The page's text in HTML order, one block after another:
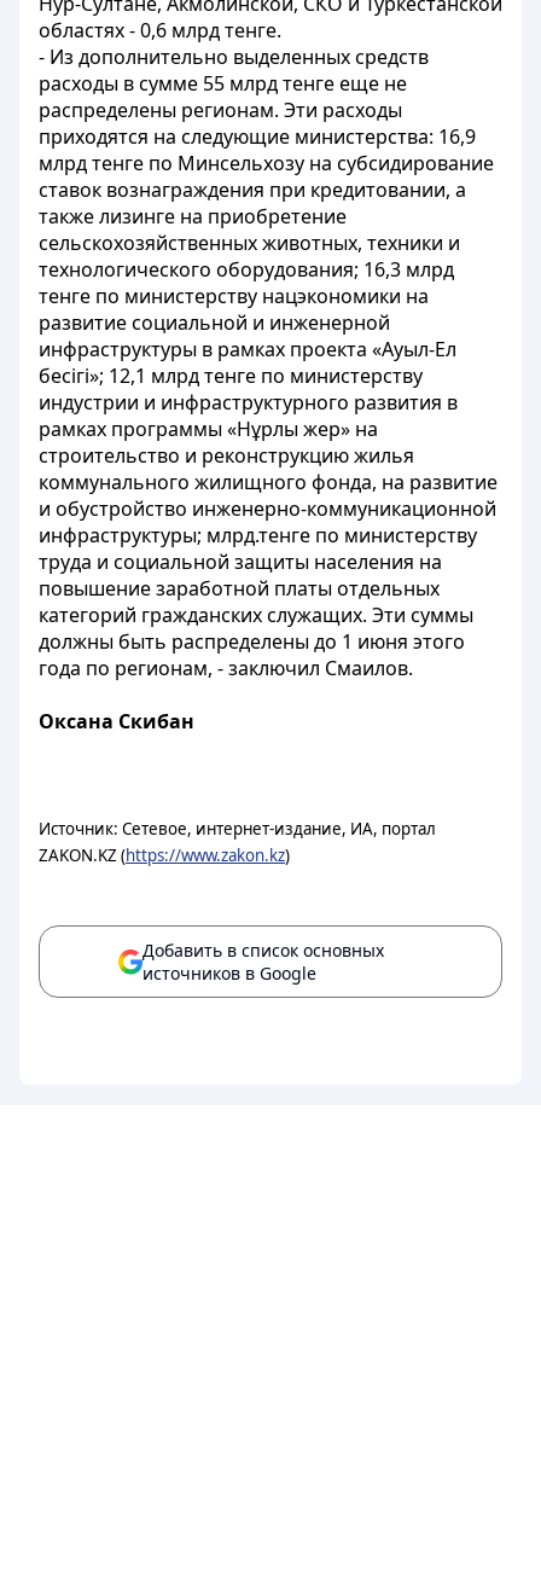
областях - 0,6 млрд тенге.
- Из дополнительно выделенных средств
расходы в сумме 55 млрд тенге еще не
распределены регионам. Эти расходы
приходятся на следующие министерства: 16,9
млрд тенге по Минсельхозу на субсидирование
ставок вознаграждения при кредитовании, а
также лизинге на приобретение
сельскохозяйственных животных, техники и
технологического оборудования; 16,3 млрд
тенге по министерству нацэкономики на
развитие социальной и инженерной
инфраструктуры в рамках проекта «Ауыл-Ел
бесігі»; 12,1 млрд тенге по министерству
индустрии и инфраструктурного развития в
рамках программы «Нұрлы жер» на
строительство и реконструкцию жилья
коммунального жилищного фонда, на развитие
и обустройство инженерно-коммуникационной
инфраструктуры; млрд.тенге по министерству
труда и социальной защиты населения на
повышение заработной платы отдельных
категорий гражданских служащих. Эти суммы
должны быть распределены до 1 июня этого
года по регионам, - заключил Смаилов.
Оксана Скибан
Источник: Сетевое, интернет-издание, ИА, портал
ZAKON.KZ (https://www.zakon.kz)
Добавить в список основных
источников в Google